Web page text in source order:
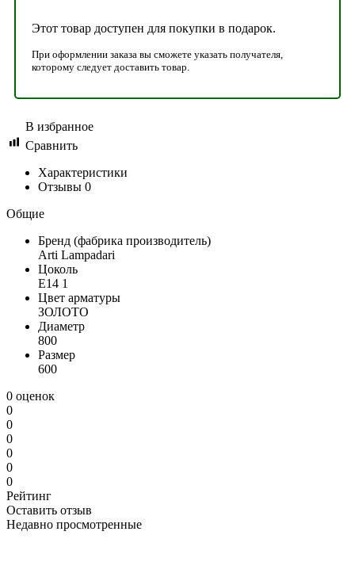
Этот товар доступен для покупки в подарок.
При оформлении заказа вы сможете указать получателя,
которому следует доставить товар.
В избранное
Сравнить
Характеристики
Отзывы 0
Общие
Бренд (фабрика производитель)
Arti Lampadari
Цоколь
E14 1
Цвет арматуры
ЗОЛОТО
Диаметр
800
Размер
600
0 оценок
0
0
0
0
0
0
Рейтинг
Оставить отзыв
Недавно просмотренные